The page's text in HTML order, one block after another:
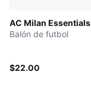
AC Milan Essentials
Balón de futbol
$22.00